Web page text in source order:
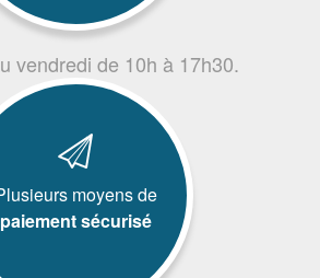
vendredi de 10h à 17h30.
moyens de
paiement sécurisé